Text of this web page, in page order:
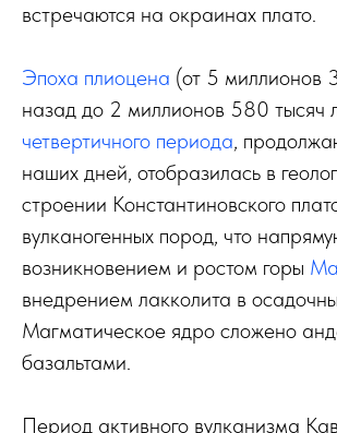
встречаются на окраинах плато.
Эпоха плиоцена (от 5 миллионов
назад до 2 миллионов 580 тысяч
четвертичного периода,
наших дней, отобразилась в
строении Константиновского
вулканогенных пород, что
возникновением и ростом горы
внедрением лакколита в
Магматическое ядро сложено
базальтами.
Период активного вулканизма